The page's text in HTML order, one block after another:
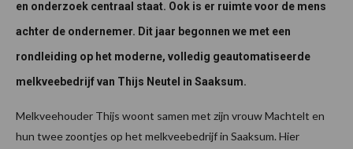
en onderzoek centraal staat. Ook is er ruimte voor de mens
achter de ondernemer. Dit jaar begonnen we met een
rondleiding op het moderne, volledig geautomatiseerde
melkveebedrijf van Thijs Neutel in Saaksum.
Melkveehouder Thijs woont samen met zijn vrouw Machtelt en
hun twee zoontjes op het melkveebedrijf in Saaksum. Hier